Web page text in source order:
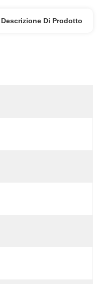
Descrizione Di Prodotto